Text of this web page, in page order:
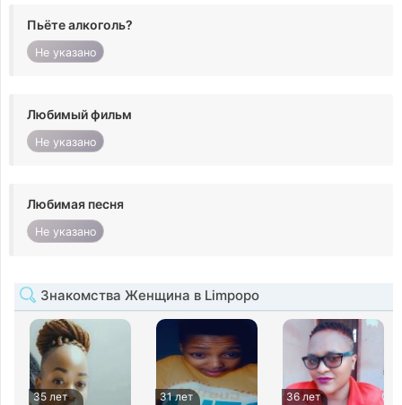
Пьёте алкоголь?
Не указано
Любимый фильм
Не указано
Любимая песня
Не указано
Знакомства Женщина в Limpopo
35 лет
31 лет
36 лет